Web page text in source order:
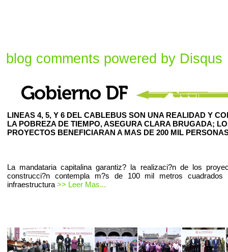
blog comments powered by Disqus
LINEAS 4, 5, Y 6 DEL CABLEBUS SON UNA REALIDAD Y
LA POBREZA DE TIEMPO, ASEGURA CLARA BRUGADA;
PROYECTOS BENEFICIARAN A MAS DE 200 MIL
La mandataria capitalina garantiz? la realizaci?n de los
construcci?n contempla m?s de 100 mil metros cuadrados
infraestructura >> Leer Mas...